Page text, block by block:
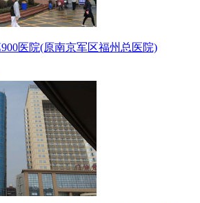
医院(原南京军区福州总医院)